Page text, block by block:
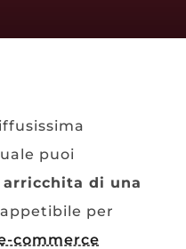
puoi
arricchita di una
per
commerce